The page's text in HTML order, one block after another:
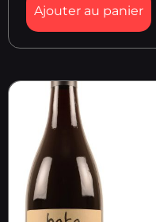
Ajouter au panier